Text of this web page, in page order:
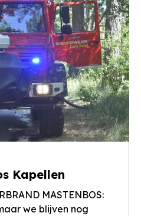
Kapellen
MASTENBOS:
we blijven nog